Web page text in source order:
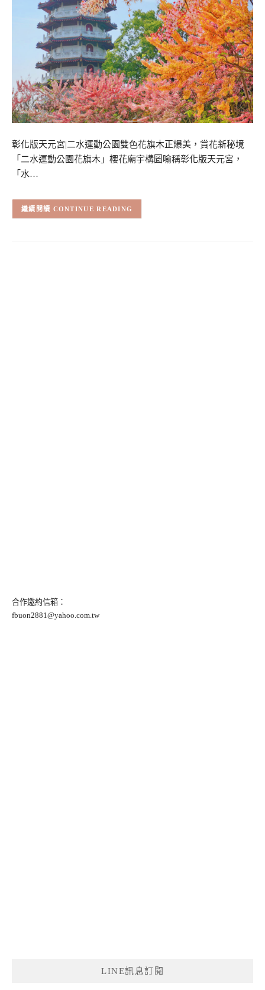
彰化版天元宮|二水運動公園雙色花旗木正爆美，賞花新秘境
「二水運動公園花旗木」櫻花廟宇構圖喻稱彰化版天元宮，
「水…
CONTINUE READING
合作邀約信箱：
fbuon2881@yahoo.com.tw
LINE訊息訂閱